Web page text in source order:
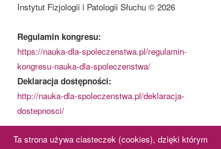
Instytut Fizjologii i Patologii Słuchu © 2026
Regulamin kongresu:
https://nauka-dla-spoleczenstwa.pl/regulamin-
kongresu-nauka-dla-spoleczenstwa/
Deklaracja dostępności:
http://nauka-dla-spoleczenstwa.pl/deklaracja-
dostepnosci/
Polski
Ta strona używa ciasteczek (cookies), dzięki którym